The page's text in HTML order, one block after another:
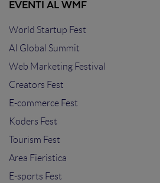
EVENTI AL WMF
World Startup Fest
AI Global Summit
Web Marketing Festival
Creators Fest
E-commerce Fest
Koders Fest
Tourism Fest
Area Fieristica
E-sports Fest